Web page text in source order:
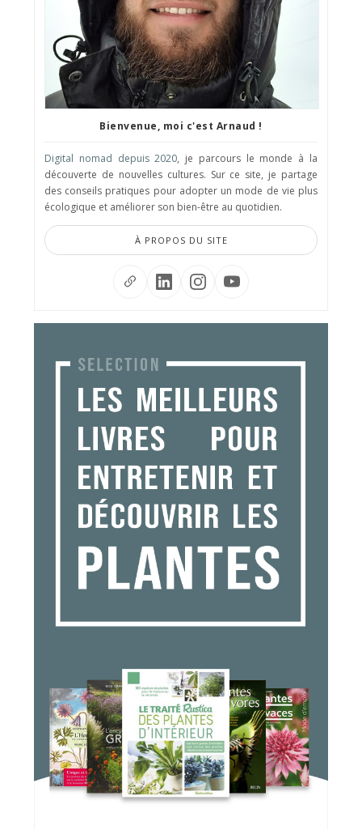
Bienvenue, moi c'est Arnaud !
Digital nomad depuis 2020, je parcours le monde à la
découverte de nouvelles cultures. Sur ce site, je partage
des conseils pratiques pour adopter un mode de vie plus
écologique et améliorer son bien-être au quotidien.
À PROPOS DU SITE